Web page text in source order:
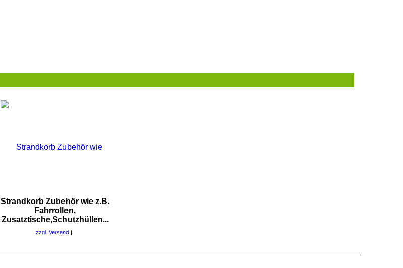
Strandkorb Zubehör wie z.B.
Fahrrollen,
Zusatztische,Schutzhüllen...
zzgl. Versand